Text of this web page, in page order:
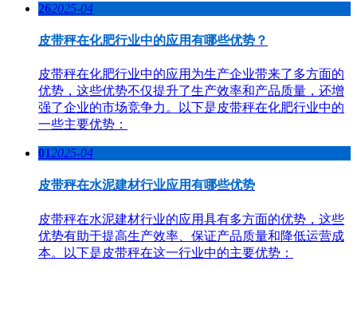
262025-04
皮带秤在化肥行业中的应用有哪些优势？
皮带秤在化肥行业中的应用为生产企业带来了多方面的
优势，这些优势不仅提升了生产效率和产品质量，还增
强了企业的市场竞争力。以下是皮带秤在化肥行业中的
一些主要优势：
012025-04
皮带秤在水泥建材行业应用有哪些优势
皮带秤在水泥建材行业的应用具有多方面的优势，这些
优势有助于提高生产效率、保证产品质量和降低运营成
本。以下是皮带秤在这一行业中的主要优势：